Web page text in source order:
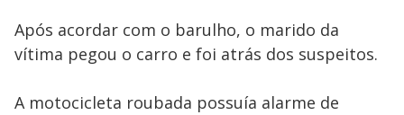
Após acordar com o barulho, o marido da
vítima pegou o carro e foi atrás dos suspeitos.
A motocicleta roubada possuía alarme de